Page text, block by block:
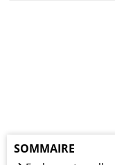
SOMMAIRE